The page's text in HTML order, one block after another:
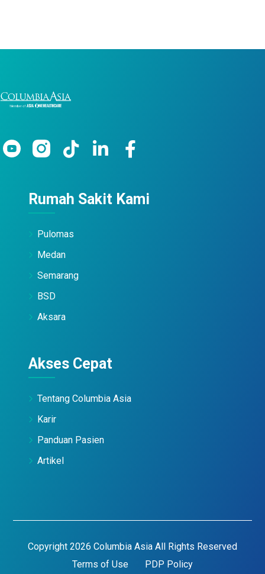
Rumah Sakit Kami
Pulomas
Medan
Semarang
BSD
Aksara
Akses Cepat
Tentang Columbia Asia
Karir
Panduan Pasien
Artikel
Copyright 2026 Columbia Asia All Rights Reserved
Terms of Use
PDP Policy